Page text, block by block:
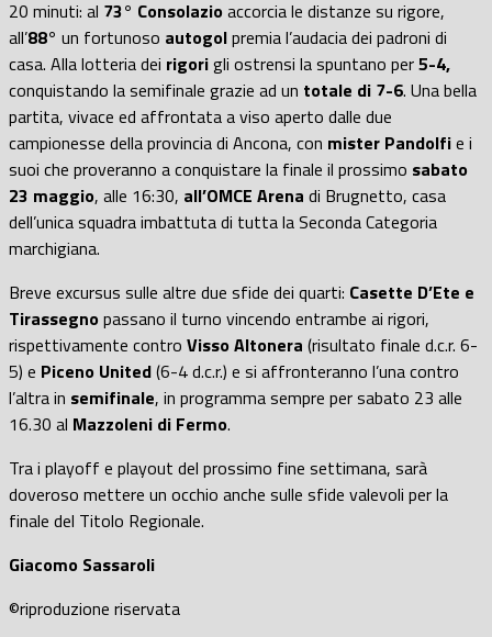
20 minuti: al 73° Consolazioaccorcia le distanze su rigore,
all’88° un fortunoso autogolpremia l’audacia dei padroni di
casa. Alla lotteria dei rigorigli ostrensi la spuntano per5-4,
conquistando la semifinale grazie ad un totale di 7-6. Una bella
partita, vivace ed affrontata a viso aperto dalle due
campionesse della provincia di Ancona, con mister Pandolfie i
suoi che proveranno a conquistare la finale il prossimo sabato
23 maggio, alle 16:30, all’OMCE Arena di Brugnetto, casa
dell’unica squadra imbattuta di tutta la Seconda Categoria
marchigiana.
Breve excursus sulle altre due sfide dei quarti: Casette D’Ete e
Tirassegnopassano il turno vincendo entrambe ai rigori,
rispettivamente contro Visso Altonera (risultato finale d.c.r. 6-
5) e Piceno United(6-4 d.c.r.) e si affronteranno l’una contro
l’altra in semifinale, in programma sempre per sabato 23 alle
16.30 al Mazzoleni di Fermo.
Tra i playoff e playout del prossimo fine settimana, sarà
doveroso mettere un occhio anche sulle sfide valevoli per la
finale del Titolo Regionale.
Giacomo Sassaroli
©riproduzione riservata